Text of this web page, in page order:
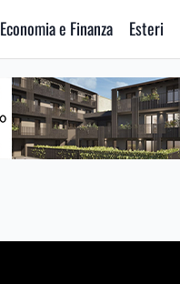
Economia e Finanza Esteri